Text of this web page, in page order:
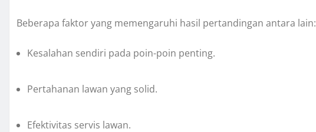
Beberapa faktor yang memengaruhi hasil pertandingan antara lain:
Kesalahan sendiri pada poin-poin penting.
Pertahanan lawan yang solid.
Efektivitas servis lawan.